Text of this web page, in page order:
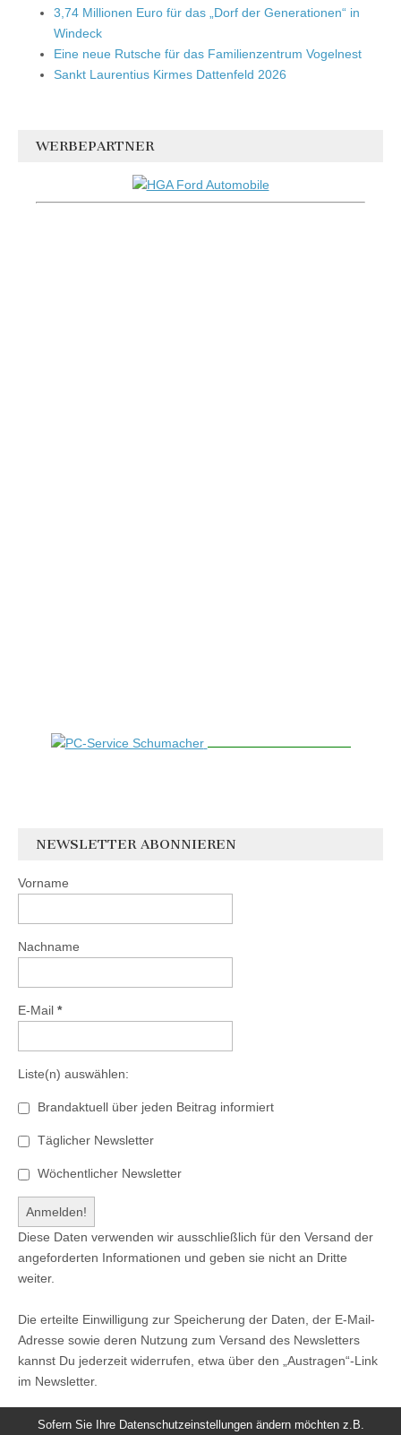
3,74 Millionen Euro für das „Dorf der Generationen“ in
Windeck
Eine neue Rutsche für das Familienzentrum Vogelnest
Sankt Laurentius Kirmes Dattenfeld 2026
WERBEPARTNER
NEWSLETTER ABONNIEREN
Vorname
Nachname
E-Mail *
Liste(n) auswählen:
Brandaktuell über jeden Beitrag informiert
Täglicher Newsletter
Wöchentlicher Newsletter
Diese Daten verwenden wir ausschließlich für den Versand der
angeforderten Informationen und geben sie nicht an Dritte
weiter.
Die erteilte Einwilligung zur Speicherung der Daten, der E-Mail-
Adresse sowie deren Nutzung zum Versand des Newsletters
kannst Du jederzeit widerrufen, etwa über den „Austragen“-Link
im Newsletter.
Sofern Sie Ihre Datenschutzeinstellungen ändern möchten z.B.